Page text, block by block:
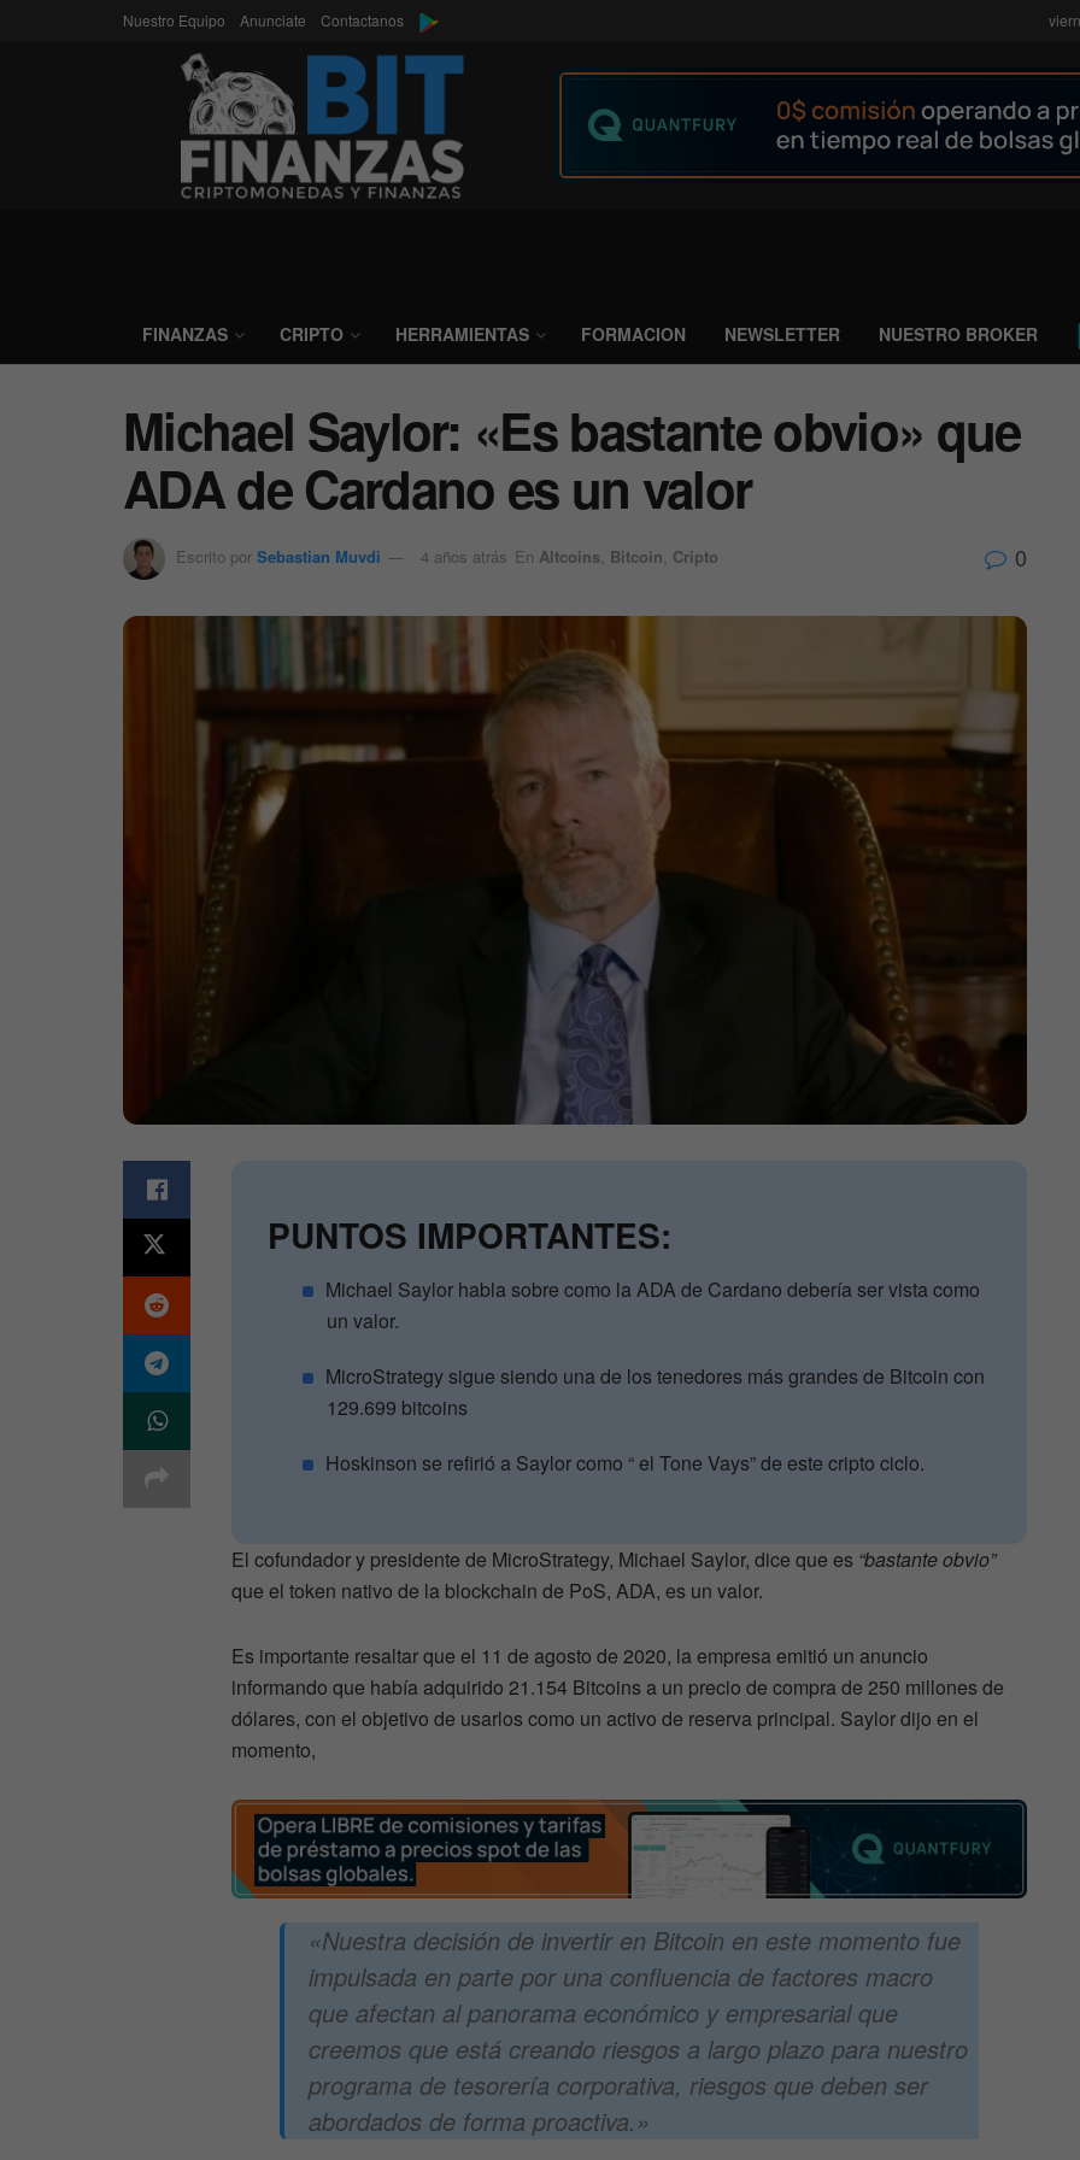
Nuestro Equipo Anunciate Contactanos
FINANZAS CRIPTO HERRAMIENTAS FORMACION NEWSLETTER NUESTRO BROKER
Michael Saylor: «Es bastante obvio» que
ADA de Cardano es un valor
Escrito por Sebastian Muvdi 4 años atrás En Altcoins Bitcoin Cripto 0
PUNTOS IMPORTANTES:
Michael Saylor habla sobre como la ADA de Cardano debería ser vista como
un valor.
MicroStrategy sigue siendo una de los tenedores más grandes de Bitcoin con
129.699 bitcoins
Hoskinson se refirió a Saylor como “ el Tone Vays” de este cripto ciclo.
El cofundador y presidente de MicroStrategy, Michael Saylor, dice que es “bastante obvio”
que el token nativo de la blockchain de PoS, ADA, es un valor.
Es importante resaltar que el 11 de agosto de 2020, la empresa emitió un anuncio
informando que había adquirido 21.154 Bitcoins a un precio de compra de 250 millones de
dólares, con el objetivo de usarlos como un activo de reserva principal. Saylor dijo en el
momento,
«Nuestra decisión de invertir en Bitcoin en este momento fue
impulsada en parte por una confluencia de factores macro
que afectan al panorama económico y empresarial que
creemos que está creando riesgos a largo plazo para nuestro
programa de tesorería corporativa, riesgos que deben ser
abordados de forma proactiva.»